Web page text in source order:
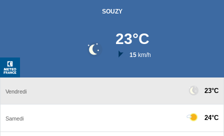
SOUZY
23°C
15km/h
Vendredi 23°C
Samedi 24°C